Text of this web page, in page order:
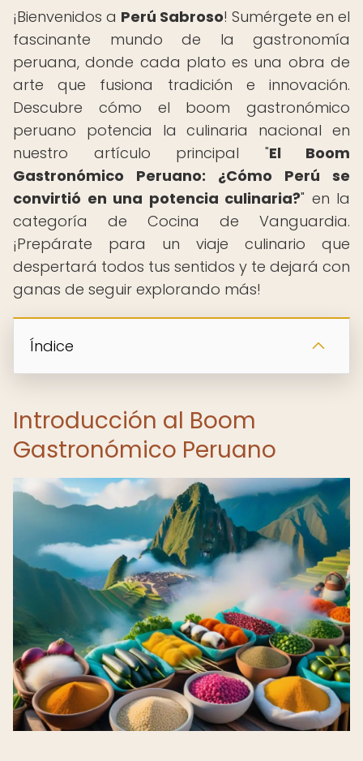
¡Bienvenidos a Perú Sabroso! Sumérgete en el
fascinante mundo de la gastronomía
peruana, donde cada plato es una obra de
arte que fusiona tradición e innovación.
Descubre cómo el boom gastronómico
peruano potencia la culinaria nacional en
nuestro artículo principal "El Boom
Gastronómico Peruano: ¿Cómo Perú se
convirtió en una potencia culinaria?" en la
categoría de Cocina de Vanguardia.
¡Prepárate para un viaje culinario que
despertará todos tus sentidos y te dejará con
ganas de seguir explorando más!
Índice
Introducción al Boom
Gastronómico Peruano